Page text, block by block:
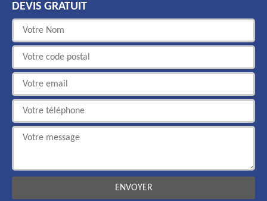
DEVIS GRATUIT